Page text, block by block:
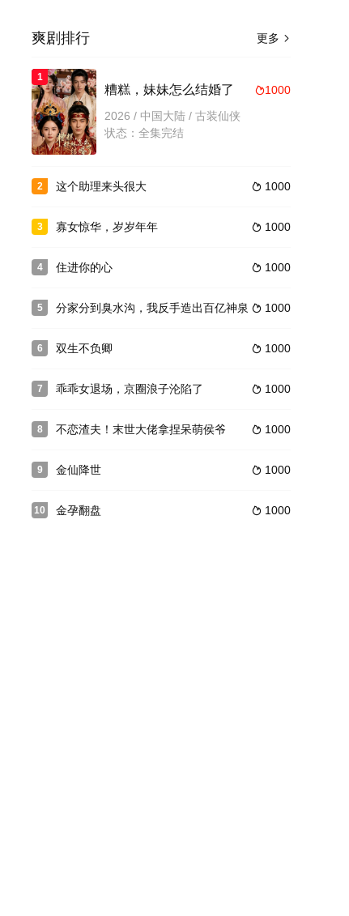
州建立“强盛集团”，制盐造肥皂狂揽百万白银，
定可解析规则漏洞的特殊系统，结识拥有危机预警能力的苏、力量增幅
更多 
爽剧排行
1
1000
糟糕，妹妹怎么结婚了
2026 / 中国大陆 / 古装仙侠
状态：全集完结
2  1000
这个助理来头很大
3  1000
寡女惊华，岁岁年年
4  1000
住进你的心
5  1000
分家分到臭水沟，我反手造出百亿神泉
6  1000
双生不负卿
7  1000
乖乖女退场，京圈浪子沦陷了
8  1000
不恋渣夫！末世大佬拿捏呆萌侯爷
9  1000
金仙降世
10  1000
金孕翻盘